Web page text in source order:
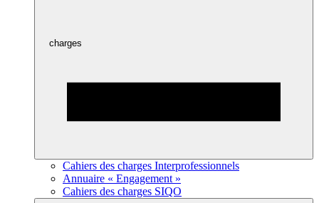
charges
Cahiers des charges Interprofessionnels
Annuaire « Engagement »
Cahiers des charges SIQO